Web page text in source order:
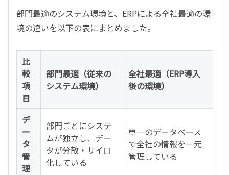
部門最適のシステム環境と、ERPによる全社最適の環
境の違いを以下の表にまとめました。
比
較
項
目
部門最適（従来の
システム環境）
全社最適（ERP導入
後の環境）
デ
ー
タ
管
理
部門ごとにシステ
ムが独立し、デー
タが分散・サイロ
化している
単一のデータベース
で全社の情報を一元
管理している